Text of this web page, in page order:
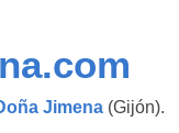
Jimena (Gijón).